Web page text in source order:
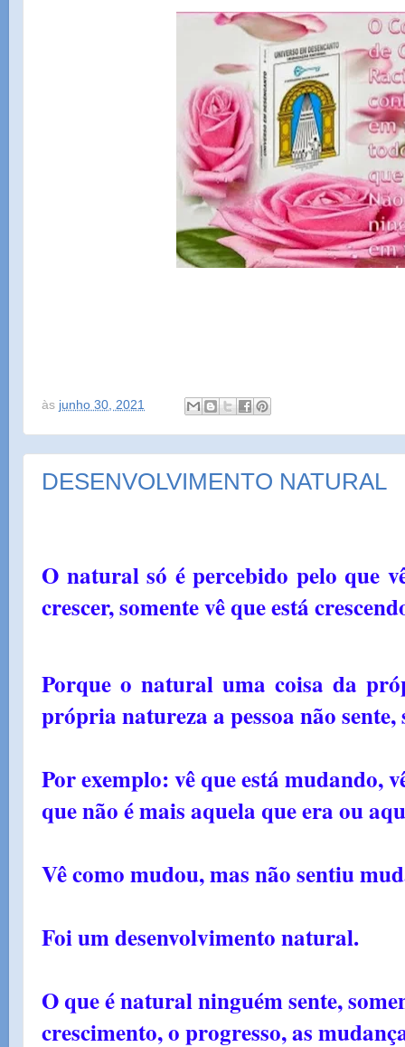
às junho 30, 2021
DESENVOLVIMENTO NATURAL
O natural só é percebido pelo que
crescer, somente vê que está
Porque o natural uma coisa da
própria natureza a pessoa não sente,
Por exemplo: vê que está mudando,
que não é mais aquela que era ou
Vê como mudou, mas não sentiu
Foi um desenvolvimento natural.
O que é natural ninguém sente,
crescimento, o progresso, as